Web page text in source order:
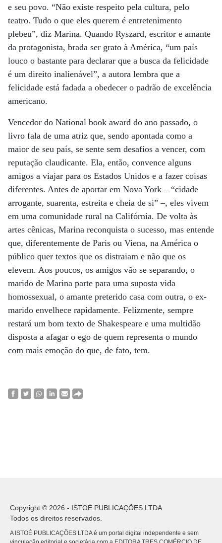
e seu povo. “Não existe respeito pela cultura, pelo
teatro. Tudo o que eles querem é entretenimento
plebeu”, diz Marina. Quando Ryszard, escritor e amante
da protagonista, brada ser grato à América, “um país
louco o bastante para declarar que a busca da felicidade
é um direito inalienável”, a autora lembra que a
felicidade está fadada a obedecer o padrão de excelência
americano.
Vencedor do National book award do ano passado, o
livro fala de uma atriz que, sendo apontada como a
maior de seu país, se sente sem desafios a vencer, com
reputação claudicante. Ela, então, convence alguns
amigos a viajar para os Estados Unidos e a fazer coisas
diferentes. Antes de aportar em Nova York – “cidade
arrogante, suarenta, estreita e cheia de si” –, eles vivem
em uma comunidade rural na Califórnia. De volta às
artes cênicas, Marina reconquista o sucesso, mas entende
que, diferentemente de Paris ou Viena, na América o
público quer textos que os distraiam e não que os
elevem. Aos poucos, os amigos vão se separando, o
marido de Marina parte para uma suposta vida
homossexual, o amante preterido casa com outra, o ex-
marido envelhece rapidamente. Felizmente, sempre
restará um bom texto de Shakespeare e uma multidão
disposta a afagar o ego de quem representa o mundo
com mais emoção do que, de fato, tem.
Copyright © 2026 - ISTOÉ PUBLICAÇÕES LTDA
Todos os direitos reservados.
A ISTOÉ PUBLICAÇÕES LTDA é um portal digital independente e sem